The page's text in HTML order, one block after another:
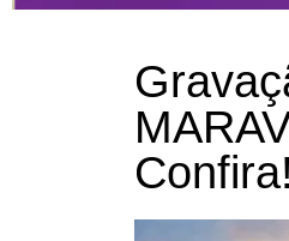
Confira!